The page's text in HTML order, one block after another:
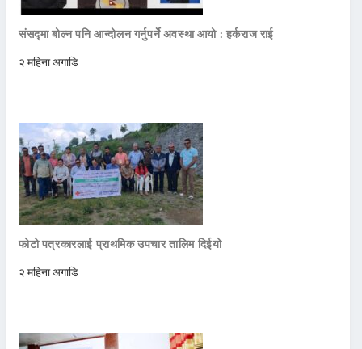
संसद्मा बोल्न पनि आन्दोलन गर्नुपर्ने अवस्था आयो : हर्कराज राई
२ महिना अगाडि
फोटो पत्रकारलाई प्राथमिक उपचार तालिम दिईयो
२ महिना अगाडि